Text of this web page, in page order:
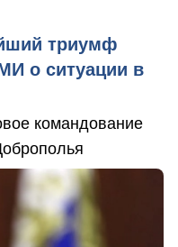
триумф
о ситуации в
командование